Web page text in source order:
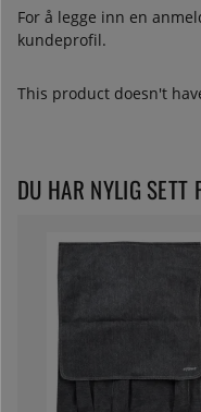
For å legge inn en
kundeprofil.
This product doesn't
DU HAR NYLIG SETT